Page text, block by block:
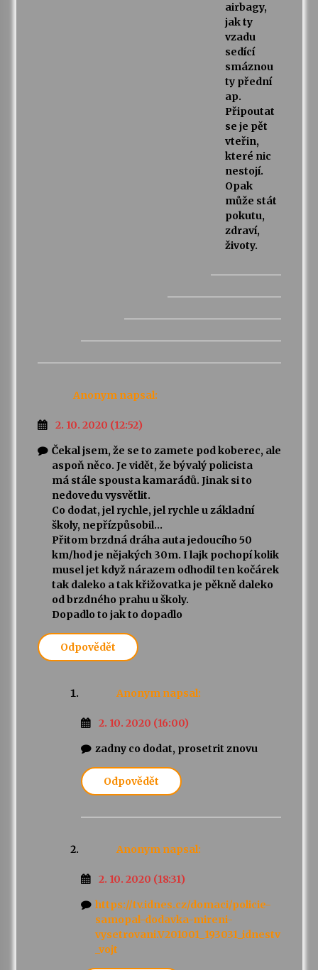
airbagy,
jak ty
vzadu
sedící
smáznou
ty přední
ap.
Připoutat
se je pět
vteřin,
které nic
nestojí.
Opak
může stát
pokutu,
zdraví,
životy.
Anonym napsal:
2. 10. 2020 (12:52)
Čekal jsem, že se to zamete pod koberec, ale
aspoň něco. Je vidět, že bývalý policista
má stále spousta kamarádů. Jinak si to
nedovedu vysvětlit.
Co dodat, jel rychle, jel rychle u základní
školy, nepřízpůsobil…
Přitom brzdná dráha auta jedoucího 50
km/hod je nějakých 30m. I lajk pochopí kolik
musel jet když nárazem odhodil ten kočárek
tak daleko a tak křižovatka je pěkně daleko
od brzdného prahu u školy.
Dopadlo to jak to dopadlo
Odpovědět
Anonym napsal:
2. 10. 2020 (16:00)
zadny co dodat, prosetrit znovu
Odpovědět
Anonym napsal:
2. 10. 2020 (18:31)
https://tv.idnes.cz/domaci/policie-
samopal-dodavka-mireni-
vysetrovani.V201001_193031_idnestv
_vojt